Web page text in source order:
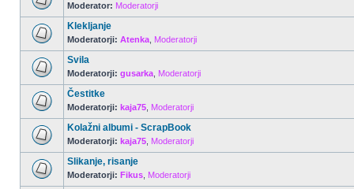
Moderator: Moderatorji
Klekljanje
Moderatorji: Atenka Moderatorji
Svila
Moderatorji: gusarka Moderatorji
Čestitke
Moderatorji: kaja75 Moderatorji
Kolažni albumi - ScrapBook
Moderatorji: kaja75 Moderatorji
Slikanje, risanje
Moderatorji: Fikus Moderatorji